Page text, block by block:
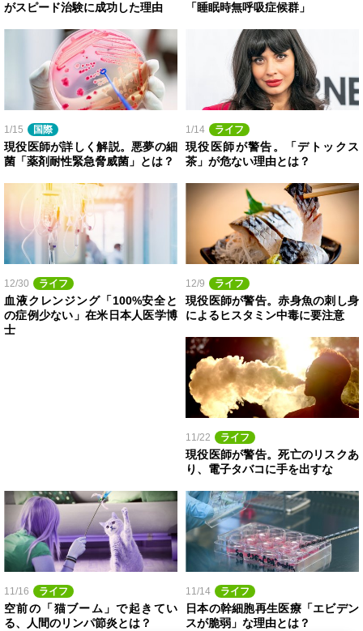
がスピード治験に成功した理由
「睡眠時無呼吸症候群」
1/15 国際
現役医師が詳しく解説。悪夢の細
菌「薬剤耐性緊急脅威菌」とは？
1/14 ライフ
現役医師が警告。「デトックス
茶」が危ない理由とは？
12/30 ライフ
血液クレンジング「100%安全と
の症例少ない」在米日本人医学博
士
12/9 ライフ
現役医師が警告。赤身魚の刺し身
によるヒスタミン中毒に要注意
11/22 ライフ
現役医師が警告。死亡のリスクあ
り、電子タバコに手を出すな
11/16 ライフ
空前の「猫ブーム」で起きてい
る、人間のリンパ節炎とは？
11/14 ライフ
日本の幹細胞再生医療「エビデン
スが脆弱」な理由とは？